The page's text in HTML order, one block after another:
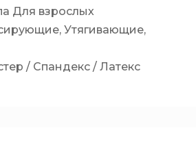
Для взрослых
Утягивающие,
/ Спандекс / Латекс